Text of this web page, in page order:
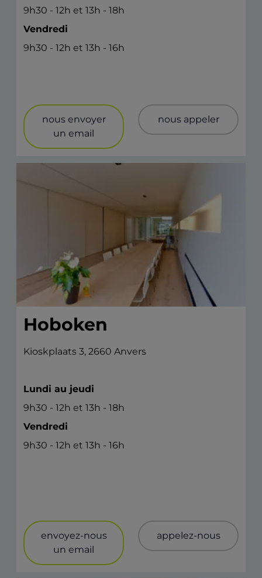
9h30 - 12h et 13h - 18h
Vendredi
9h30 - 12h et 13h - 16h
nous envoyer
un email
nous appeler
Hoboken
Kioskplaats 3, 2660 Anvers
Lundi au jeudi
9h30 - 12h et 13h - 18h
Vendredi
9h30 - 12h et 13h - 16h
envoyez-nous
un email
appelez-nous